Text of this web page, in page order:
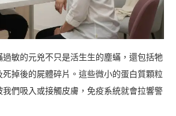
敏的元兇不只是活生生的塵蟎，還包括牠
掉後的屍體碎片。這些微小的蛋白質顆粒
們吸入或接觸皮膚，免疫系統就會拉響警